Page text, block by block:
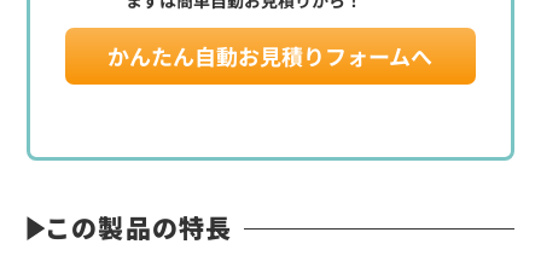
定価:46,300円(税別)
※交互通話用
ハンディ用耳掛けタイプイヤホンマイク
かんたん自動お見積りフォームへ
この製品の特長